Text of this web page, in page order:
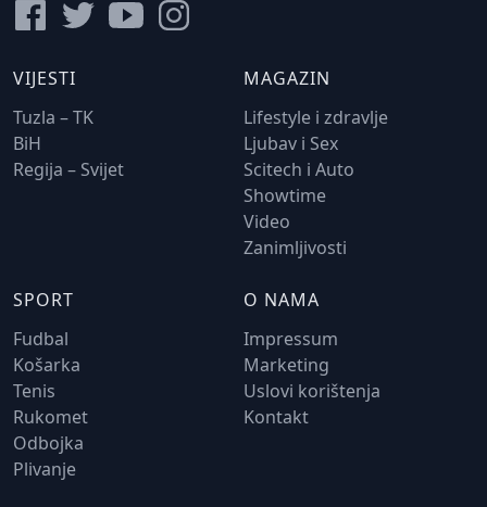
VIJESTI
Tuzla – TK
BiH
Regija – Svijet
MAGAZIN
Lifestyle i zdravlje
Ljubav i Sex
Scitech i Auto
Showtime
Video
Zanimljivosti
SPORT
Fudbal
Košarka
Tenis
Rukomet
Odbojka
Plivanje
O NAMA
Impressum
Marketing
Uslovi korištenja
Kontakt